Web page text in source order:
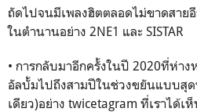
ถัดไปจนมีเพลงฮิตตลอดไม่ขาดสาย
ในตำนานอย่าง 2NE1 และ SISTAR
• การกลับมาอีกครั้งในปี 2020ที่ห่าง
อัลบั้มไปถึงสามปีในช่วงขยันแบบสุ
เดียว)อย่าง twicetagram ที่เราได้เ